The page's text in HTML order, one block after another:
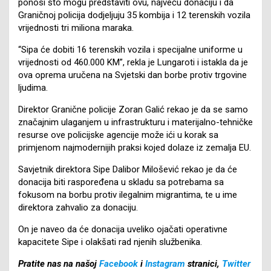
ponosi što mogu predstaviti ovu, najveću donaciju i da
Graničnoj policija dodjeljuju 35 kombija i 12 terenskih vozila
vrijednosti tri miliona maraka.
“Sipa će dobiti 16 terenskih vozila i specijalne uniforme u
vrijednosti od 460.000 KM”, rekla je Lungaroti i istakla da je
ova oprema uručena na Svjetski dan borbe protiv trgovine
ljudima.
Direktor Granične policije Zoran Galić rekao je da se samo
značajnim ulaganjem u infrastrukturu i materijalno-tehničke
resurse ove policijske agencije može ići u korak sa
primjenom najmodernijih praksi kojed dolaze iz zemalja EU.
Savjetnik direktora Sipe Dalibor Milošević rekao je da će
donacija biti raspoređena u skladu sa potrebama sa
fokusom na borbu protiv ilegalnim migrantima, te u ime
direktora zahvalio za donaciju.
On je naveo da će donacija uveliko ojačati operativne
kapacitete Sipe i olakšati rad njenih službenika.
Pratite nas na našoj Facebook i Instagram stranici, Twitter